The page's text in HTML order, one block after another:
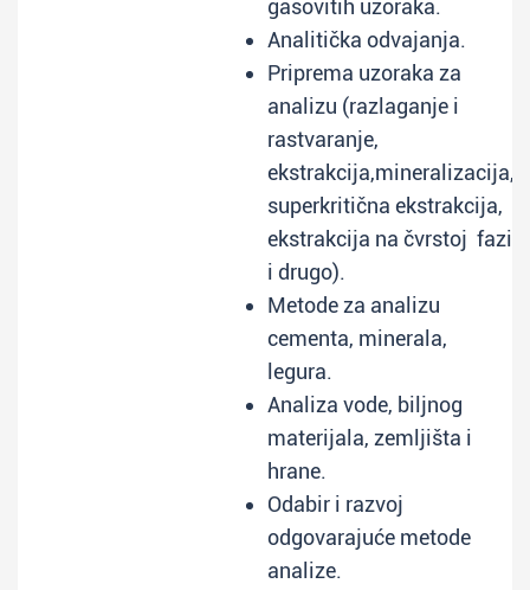
gasovitih uzoraka.
Analitička odvajanja.
Priprema uzoraka za
analizu (razlaganje i
rastvaranje,
ekstrakcija,mineralizacija,
superkritična ekstrakcija,
ekstrakcija na čvrstoj fazi
i drugo).
Metode za analizu
cementa, minerala,
legura.
Analiza vode, biljnog
materijala, zemljišta i
hrane.
Odabir i razvoj
odgovarajuće metode
analize.